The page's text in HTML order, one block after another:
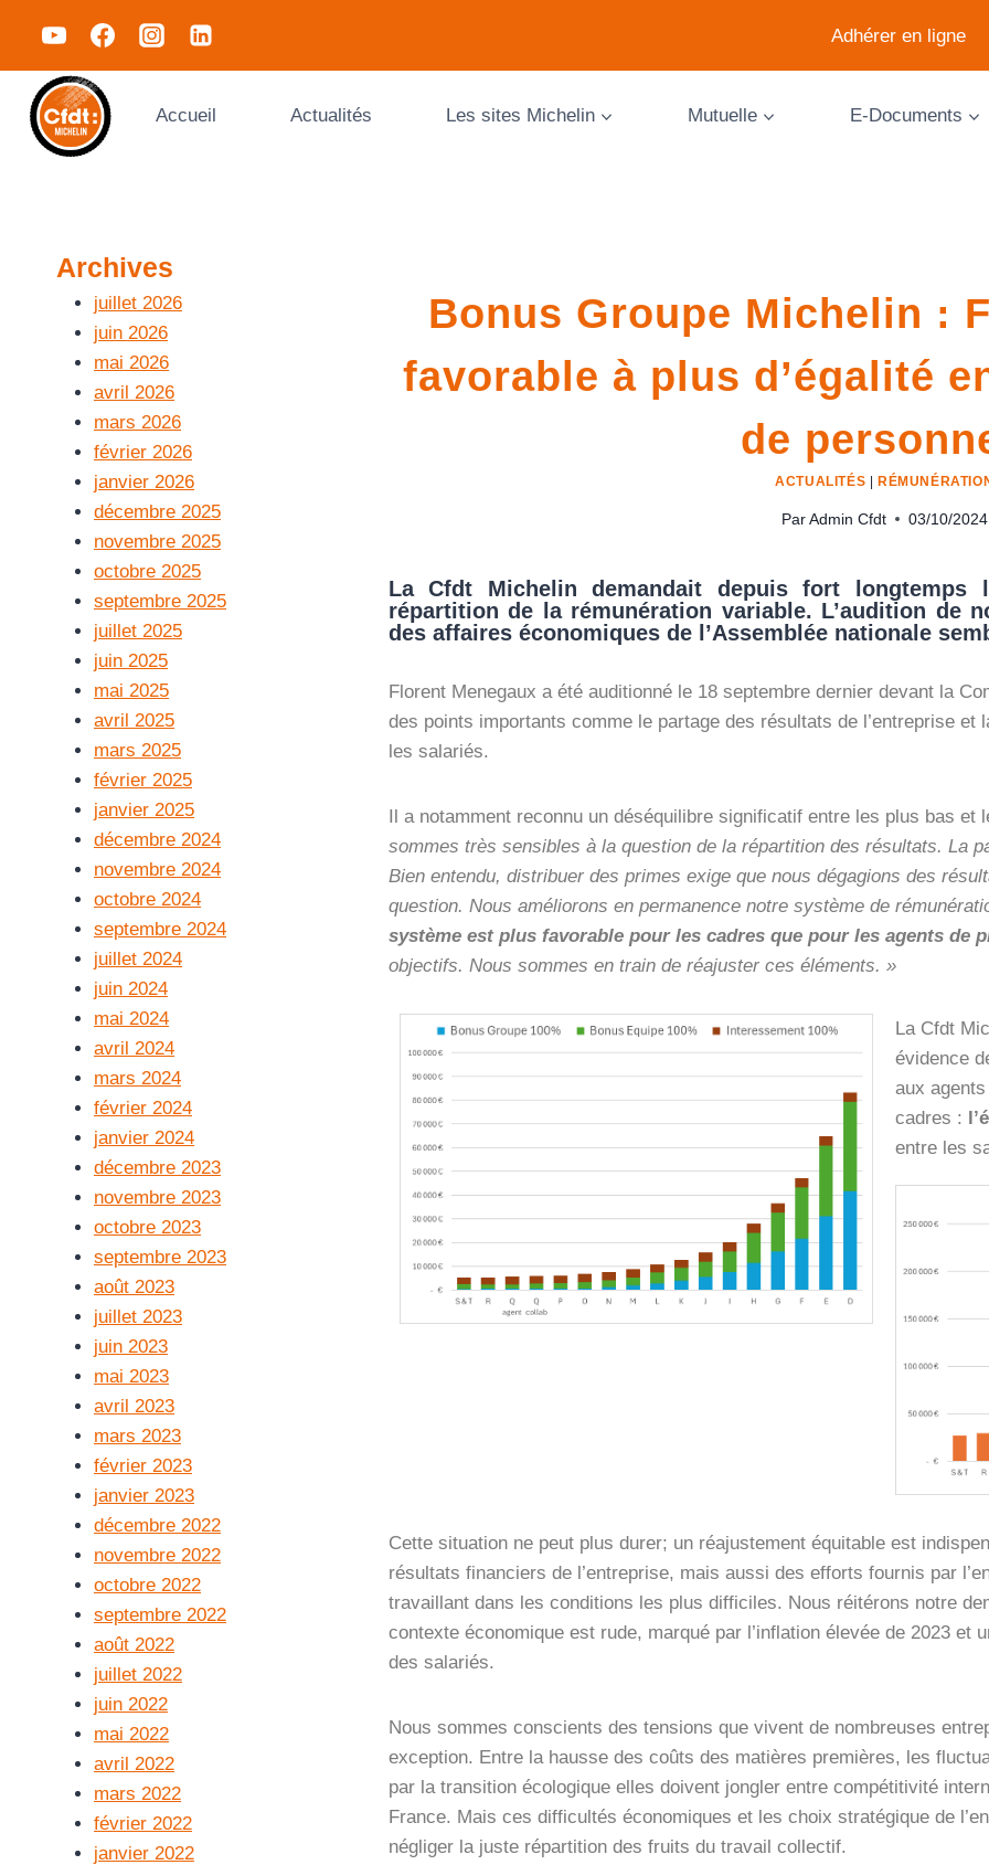
Adhérer en ligne
Accueil Actualités Les sites Michelin Mutuelle E-Documents
Bonus Groupe Michelin :
favorable à plus d’égalité
de
ACTUALITÉS
Par Admin Cfdt 03/10/2024
La Cfdt Michelin demandait depuis fort longtemps
répartition de la rémunération variable. L’audition de
des affaires économiques de l’Assemblée nationale
Florent Menegaux a été auditionné le 18 septembre dernier devant la
des points importants comme le partage des résultats de l’entreprise
les salariés.
Il a notamment reconnu un déséquilibre significatif entre les plus bas
sommes très sensibles à la question de la répartition des résultats. La
Bien entendu, distribuer des primes exige que nous dégagions des
question. Nous améliorons en permanence notre système de
système est plus favorable pour les cadres que pour les agents de
objectifs. Nous sommes en train de réajuster ces éléments. »
La Cfdt
évidence
aux
cadres :
entre les
Cette situation ne peut plus durer; un réajustement équitable est
résultats financiers de l’entreprise, mais aussi des efforts fournis par
travaillant dans les conditions les plus difficiles. Nous réitérons notre
contexte économique est rude, marqué par l’inflation élevée de 2023 et
des salariés.
Nous sommes conscients des tensions que vivent de nombreuses
exception. Entre la hausse des coûts des matières premières, les
par la transition écologique elles doivent jongler entre compétitivité
France. Mais ces difficultés économiques et les choix stratégique de
négliger la juste répartition des fruits du travail collectif.
Archives
juillet 2026
juin 2026
mai 2026
avril 2026
mars 2026
février 2026
janvier 2026
décembre 2025
novembre 2025
octobre 2025
septembre 2025
juillet 2025
juin 2025
mai 2025
avril 2025
mars 2025
février 2025
janvier 2025
décembre 2024
novembre 2024
octobre 2024
septembre 2024
juillet 2024
juin 2024
mai 2024
avril 2024
mars 2024
février 2024
janvier 2024
décembre 2023
novembre 2023
octobre 2023
septembre 2023
août 2023
juillet 2023
juin 2023
mai 2023
avril 2023
mars 2023
février 2023
janvier 2023
décembre 2022
novembre 2022
octobre 2022
septembre 2022
août 2022
juillet 2022
juin 2022
mai 2022
avril 2022
mars 2022
février 2022
janvier 2022